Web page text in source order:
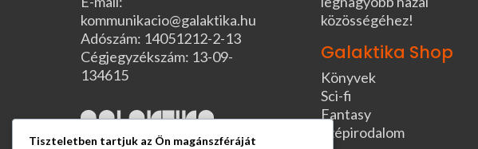
kommunikacio@galaktika.hu
Adószám: 14051212-2-13
Cégjegyzékszám: 13-09-
134615
közösségéhez!
Galaktika Shop
Könyvek
Sci-fi
Fantasy
Szépirodalom
Tiszteletben tartjuk az Ön magánszféráját